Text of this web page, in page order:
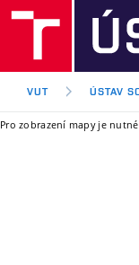
VUT ÚSTAV
Pro zobrazení mapy je